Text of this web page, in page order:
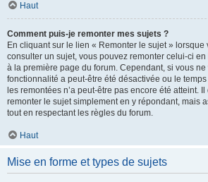
Haut
Comment puis-je remonter mes sujets ?
En cliquant sur le lien « Remonter le sujet » lorsque
consulter un sujet, vous pouvez remonter celui-ci
à la première page du forum. Cependant, si vous
fonctionnalité a peut-être été désactivée ou le
les remontées n’a peut-être pas encore été atteint.
remonter le sujet simplement en y répondant, mais
tout en respectant les règles du forum.
Haut
Mise en forme et types de sujets